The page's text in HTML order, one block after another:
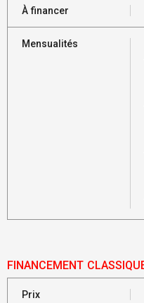
À financer
Mensualités
FINANCEMENT
Prix